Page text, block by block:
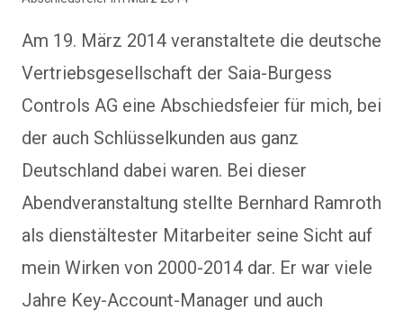
Am 19. März 2014 veranstaltete die deutsche
Vertriebsgesellschaft der Saia-Burgess
Controls AG eine Abschiedsfeier für mich, bei
der auch Schlüsselkunden aus ganz
Deutschland dabei waren. Bei dieser
Abendveranstaltung stellte Bernhard Ramroth
als dienstältester Mitarbeiter seine Sicht auf
mein Wirken von 2000-2014 dar. Er war viele
Jahre Key-Account-Manager und auch